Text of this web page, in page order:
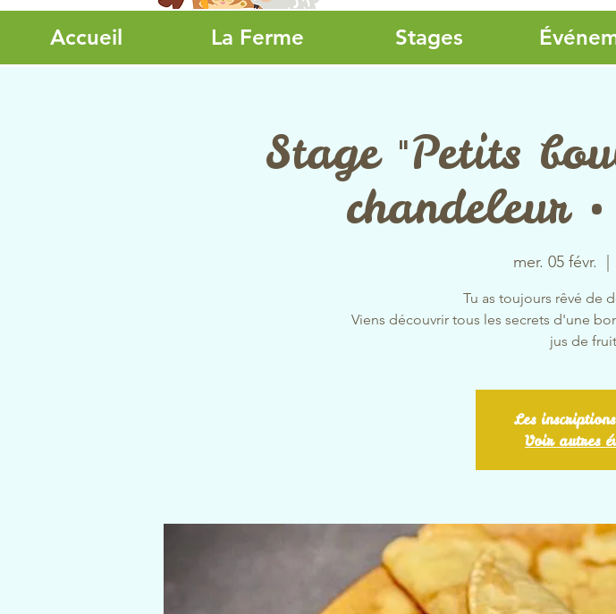
Accueil La Ferme Stages
Stage "Petits
chandeleur
mer. 05 févr.
Tu as toujours rêvé de
Viens découvrir tous les secrets d'une
jus de
Les
Voir autres